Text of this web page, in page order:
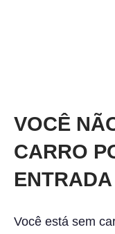
VOCÊ
CARRO
ENTRADA
Você está sem